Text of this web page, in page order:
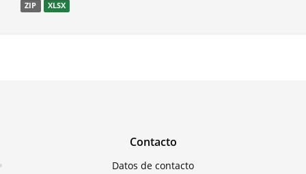
ZIP XLSX
Contacto
Datos de contacto